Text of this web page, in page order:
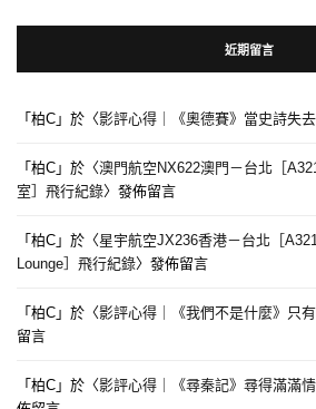
近期留言
「 柏C 」於〈影評心得｜《奧德賽》當史詩失
「 柏C 」於〈澳門航空NX622澳門－台北［
室］飛行紀錄〉發佈留言
「 柏C 」於〈星宇航空JX236香港－台北［
Lounge］飛行紀錄〉發佈留言
「 柏C 」於〈影評心得｜《我們不是什麼》只
留言
「 柏C 」於〈影評心得｜《尋秦記》尋得滿滿